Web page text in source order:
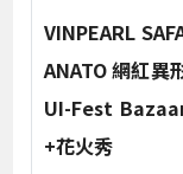
VINPEARL
ANATO 網紅異
UI-Fest
+花火秀